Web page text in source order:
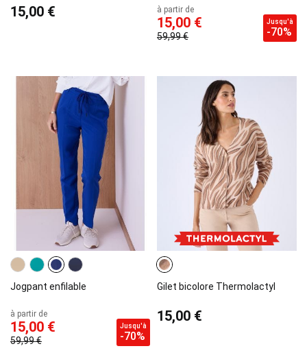
15,00 € à partir de
15,00 €
59,99 €
Jusqu'à
-70%
Jogpant enfilable
à partir de
15,00 €
59,99 €
Jusqu'à
-70%
Gilet bicolore Thermolactyl
15,00 €